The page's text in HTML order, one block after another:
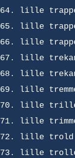
lille
lille
lille
lille
lille
lille
lille
lille
lille trold
lille